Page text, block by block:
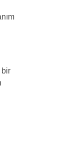
bir